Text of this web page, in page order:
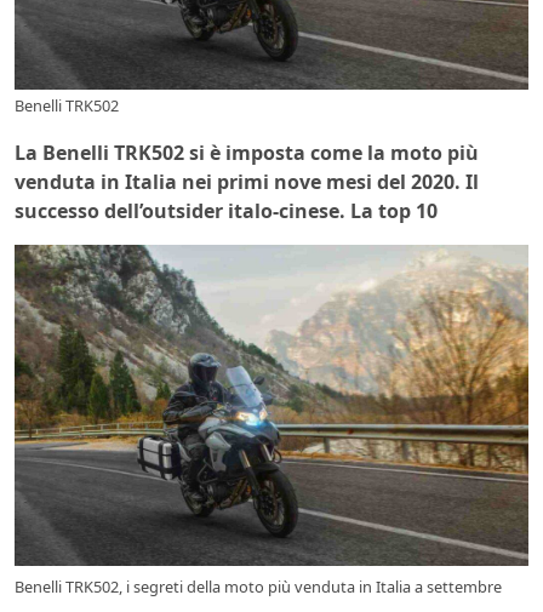
Benelli TRK502
La Benelli TRK502 si è imposta come la moto più
venduta in Italia nei primi nove mesi del 2020. Il
successo dell’outsider italo-cinese. La top 10
Benelli TRK502, i segreti della moto più venduta in Italia a settembre